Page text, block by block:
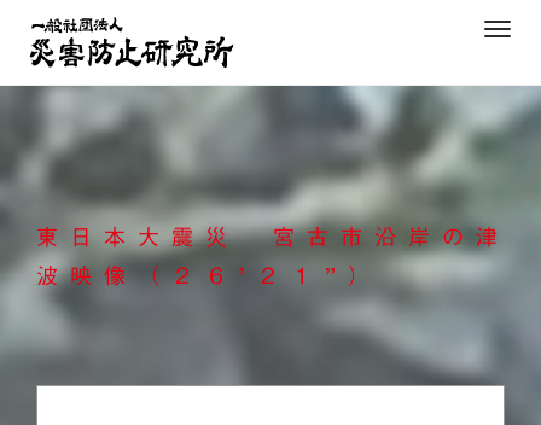
content
T
g
g
t
東日本大震災 宮古市沿岸の津
波映像（２６’２１”）